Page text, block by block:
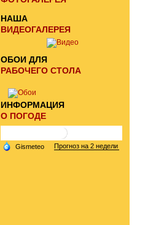
НАША
ВИДЕОГАЛЕРЕЯ
ОБОИ ДЛЯ
РАБОЧЕГО СТОЛА
ИНФОРМАЦИЯ
О ПОГОДЕ